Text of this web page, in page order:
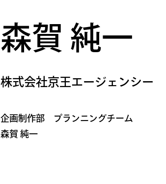
森賀 純一
株式会社京王エージェンシー
企画制作部 プランニングチーム
森賀 純一